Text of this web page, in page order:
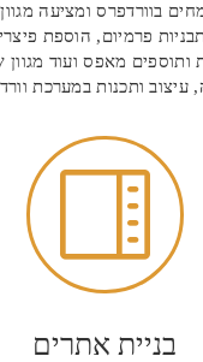
בוורדפרס ומציעה
פרמיום, הוספת
ותוספים מאפס ועוד
עיצוב ותכנות במערכת

בניית אתרים